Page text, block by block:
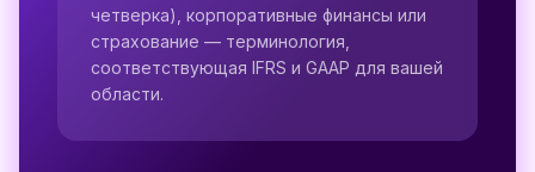
четверка), корпоративные финансы или
страхование — терминология,
соответствующая IFRS и GAAP для вашей
области.